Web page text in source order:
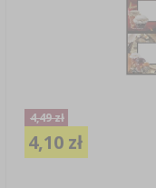
4,49 zł
4,10 zł